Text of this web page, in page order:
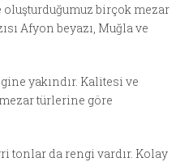
oluşturduğumuz birçok mezar
Afyon beyazı, Muğla ve
yakındır. Kalitesi ve
türlerine göre
tonlar da rengi vardır. Kolay